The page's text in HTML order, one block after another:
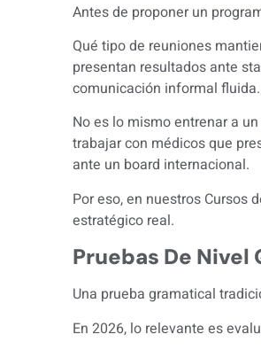
Antes de proponer un
Qué tipo de reuniones
presentan resultados ante
comunicación informal fluida.
No es lo mismo entrenar a
trabajar con médicos que
ante un board internacional.
Por eso, en nuestros Cursos
estratégico real.
Pruebas De Nivel
Una prueba gramatical
En 2026, lo relevante es